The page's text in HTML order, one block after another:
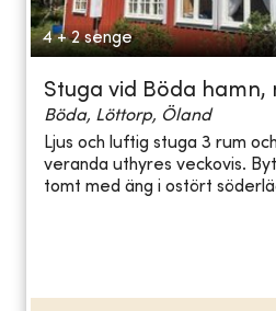
4 + 2 senge
Stuga vid Böda hamn,
Böda, Löttorp, Öland
Ljus och luftig stuga 3 rum
veranda uthyres veckovis.
tomt med äng i ostört